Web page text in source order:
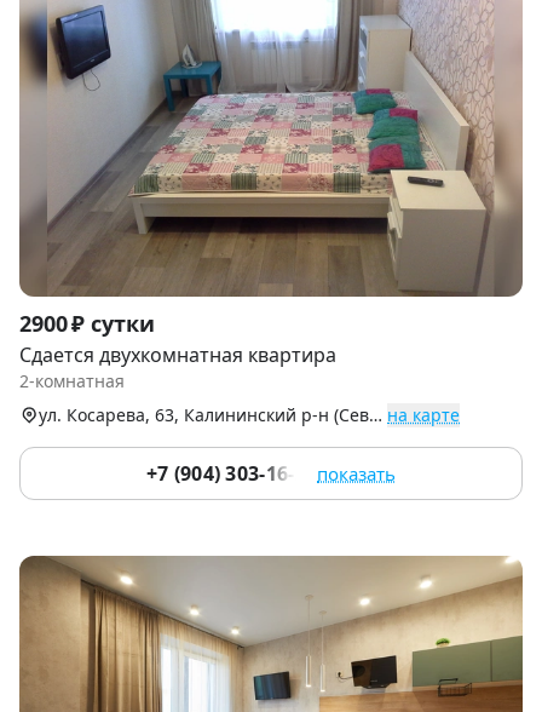
Item
1
of
9
2900 ₽ сутки
Сдается двухкомнатная квартира
2-комнатная
ул. Косарева, 63, Калининский р-н (Северо-Запад) на карте
+7 (904) 303-16-25 показать